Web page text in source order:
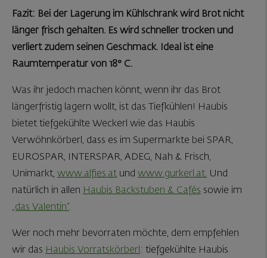
Fazit: Bei der Lagerung im Kühlschrank wird Brot nicht
länger frisch gehalten. Es wird schneller trocken und
verliert zudem seinen Geschmack. Ideal ist eine
Raumtemperatur von 18° C.
Was ihr jedoch machen könnt, wenn ihr das Brot
längerfristig lagern wollt, ist das Tiefkühlen! Haubis
bietet tiefgekühlte Weckerl wie das Haubis
Verwöhnkörberl, dass es im Supermarkte bei SPAR,
EUROSPAR, INTERSPAR, ADEG, Nah & Frisch,
Unimarkt, www.alfies.at und www.gurkerl.at. Und
natürlich in allen Haubis Backstuben & Cafés sowie im
„das Valentin“.
Wer noch mehr bevorraten möchte, dem empfehlen
wir das Haubis Vorratskörberl : tiefgekühlte Haubis